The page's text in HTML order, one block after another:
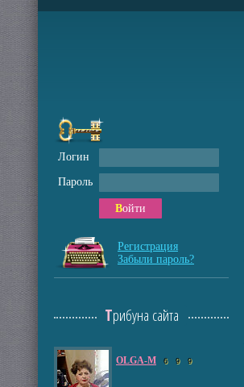
Логин
Пароль
Войти
Регистрация
Забыли пароль?
Трибуна сайта
OLGA-M 6 9 9